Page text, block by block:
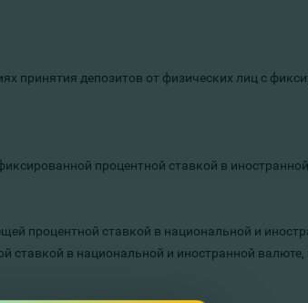
принятия депозитов от физических лиц с
процентной ставкой в
процентной ставкой в национальной и
ставкой в национальной и иностранной валюте